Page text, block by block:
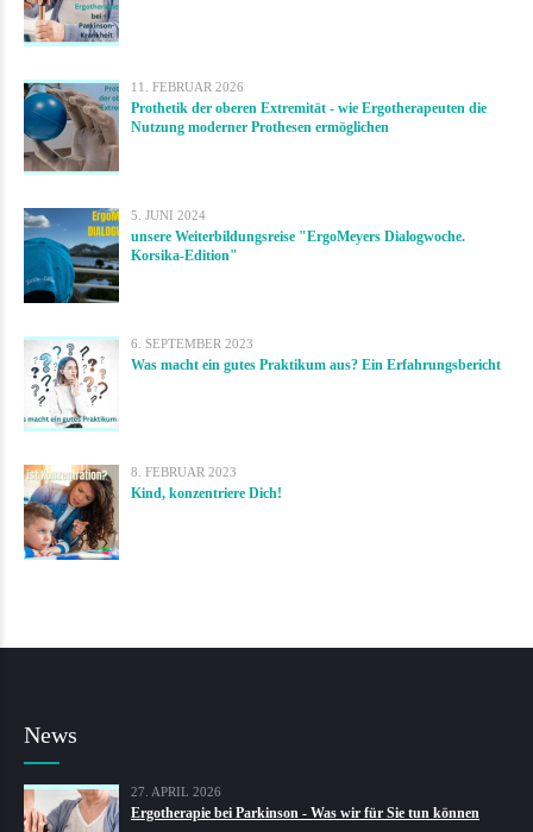
11. FEBRUAR 2026
Prothetik der oberen Extremität - wie Ergotherapeuten die
Nutzung moderner Prothesen ermöglichen
5. JUNI 2024
unsere Weiterbildungsreise "ErgoMeyers Dialogwoche.
Korsika-Edition"
6. SEPTEMBER 2023
Was macht ein gutes Praktikum aus? Ein Erfahrungsbericht
8. FEBRUAR 2023
Kind, konzentriere Dich!
News
27. APRIL 2026
Ergotherapie bei Parkinson - Was wir für Sie tun können